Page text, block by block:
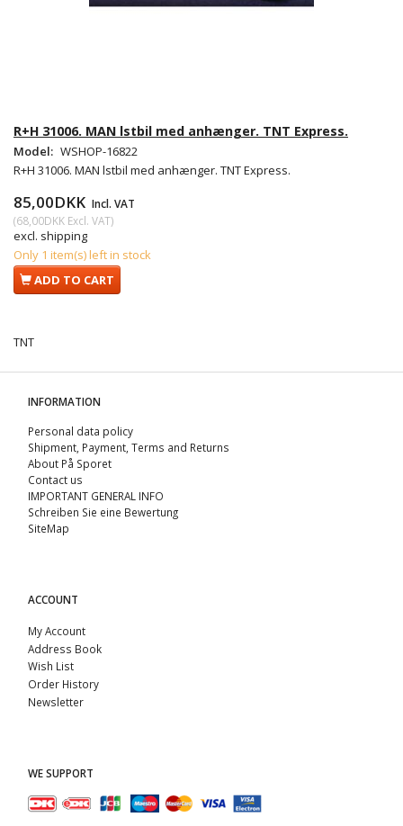
R+H 31006. MAN lstbil med anhænger. TNT Express.
Model: WSHOP-16822
R+H 31006. MAN lstbil med anhænger. TNT Express.
85,00DKK Incl. VAT
(68,00DKK Excl. VAT)
excl. shipping
Only 1 item(s) left in stock
ADD TO CART
TNT
INFORMATION
Personal data policy
Shipment, Payment, Terms and Returns
About På Sporet
Contact us
IMPORTANT GENERAL INFO
Schreiben Sie eine Bewertung
SiteMap
ACCOUNT
My Account
Address Book
Wish List
Order History
Newsletter
WE SUPPORT